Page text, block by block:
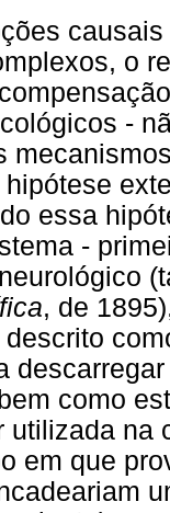
o
-
essa
-
, de
descrito
como
utilizada na
em que